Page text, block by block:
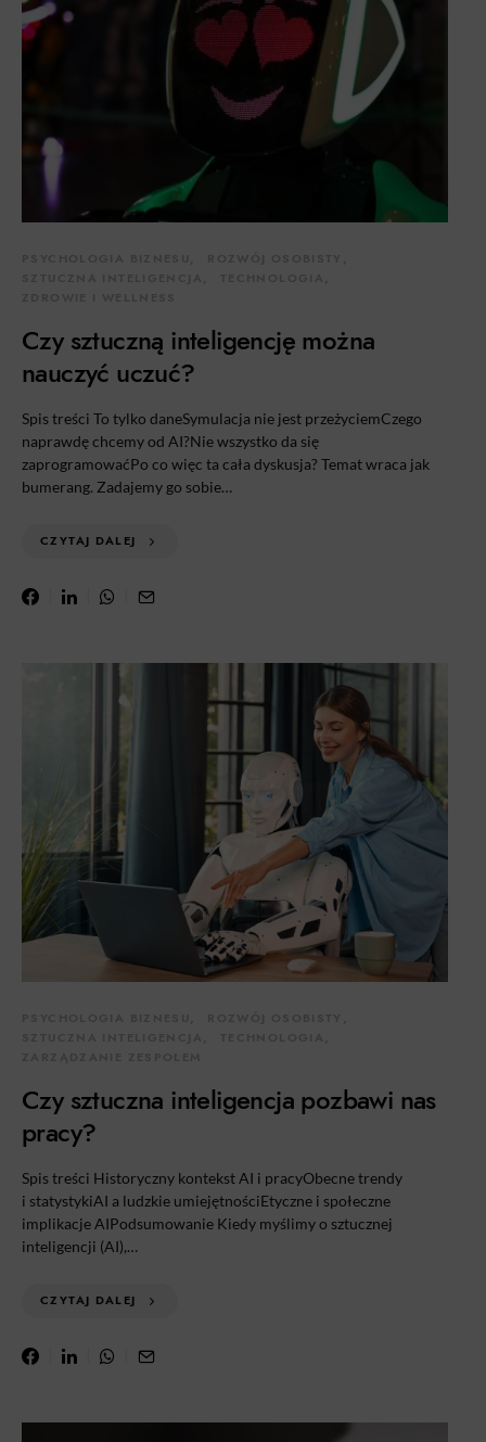
Czy sztuczną inteligencję można
nauczyć uczuć?
Spis treści To tylko daneSymulacja nie jest przeżyciemCzego
naprawdę chcemy od AI?Nie wszystko da się
zaprogramowaćPo co więc ta cała dyskusja? Temat wraca jak
bumerang. Zadajemy go sobie…
CZYTAJ DALEJ
Czy sztuczna inteligencja pozbawi nas
pracy?
Spis treści Historyczny kontekst AI i pracyObecne trendy
i statystykiAI a ludzkie umiejętnościEtyczne i społeczne
implikacje AIPodsumowanie Kiedy myślimy o sztucznej
inteligencji (AI),…
CZYTAJ DALEJ